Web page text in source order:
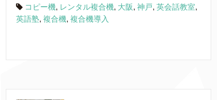
コピー機, レンタル複合機, 大阪, 神戸, 英会話教室,
英語塾, 複合機, 複合機導入